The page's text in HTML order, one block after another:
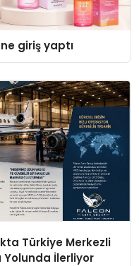
giriş yaptı
Türkiye Merkezli
Yolunda İlerliyor